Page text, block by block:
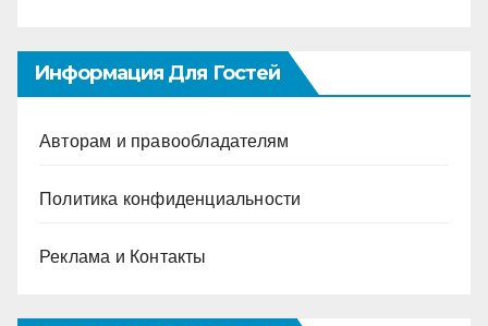
Информация Для Гостей
Авторам и правообладателям
Политика конфиденциальности
Реклама и Контакты